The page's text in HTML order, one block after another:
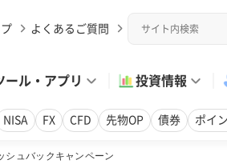
よくあるご質問
ール・アプリ 投資情報
NISA FX CFD 先物OP 債券 ポイ
シュバックキャンペーン